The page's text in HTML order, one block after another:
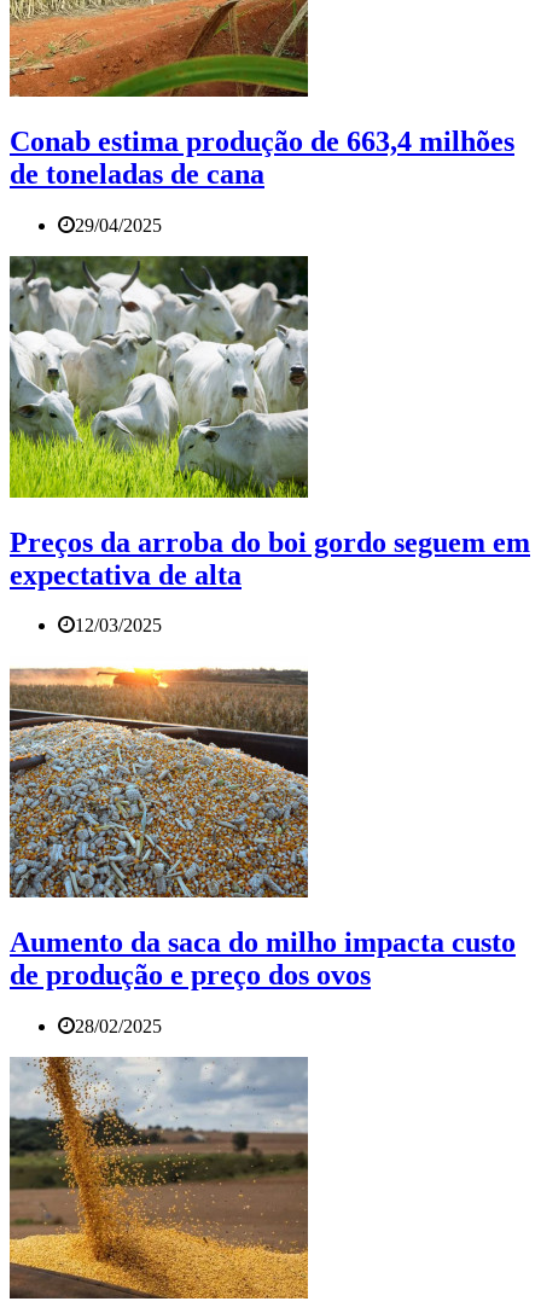
Conab estima produção de 663,4 milhões
de toneladas de cana
29/04/2025
Preços da arroba do boi gordo seguem em
expectativa de alta
12/03/2025
Aumento da saca do milho impacta custo
de produção e preço dos ovos
28/02/2025